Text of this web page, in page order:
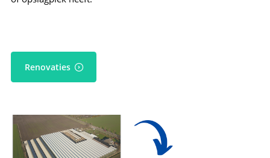
Renovaties